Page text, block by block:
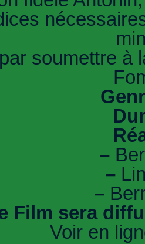
soumettre à
–
–
–
Film sera
Voir en